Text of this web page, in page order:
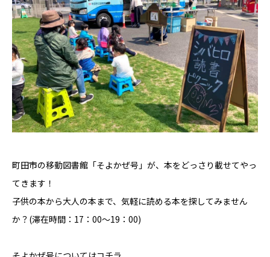
町田市の移動図書館「そよかぜ号」が、本をどっさり載せてやっ
てきます！
子供の本から大人の本まで、気軽に読める本を探してみません
か？(滞在時間：17：00～19：00)